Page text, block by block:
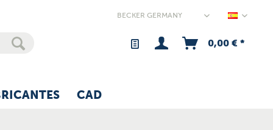
0,00 € *
CAD